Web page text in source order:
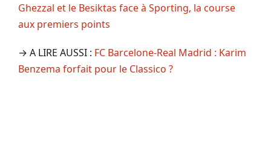
Ghezzal et le Besiktas face à Sporting, la course
aux premiers points
→ A LIRE AUSSI : FC Barcelone-Real Madrid : Karim
Benzema forfait pour le Classico ?